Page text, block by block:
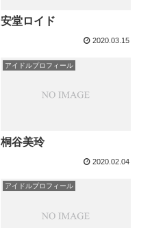
安堂ロイド
2020.03.15
アイドルプロフィール
桐谷美玲
2020.02.04
アイドルプロフィール